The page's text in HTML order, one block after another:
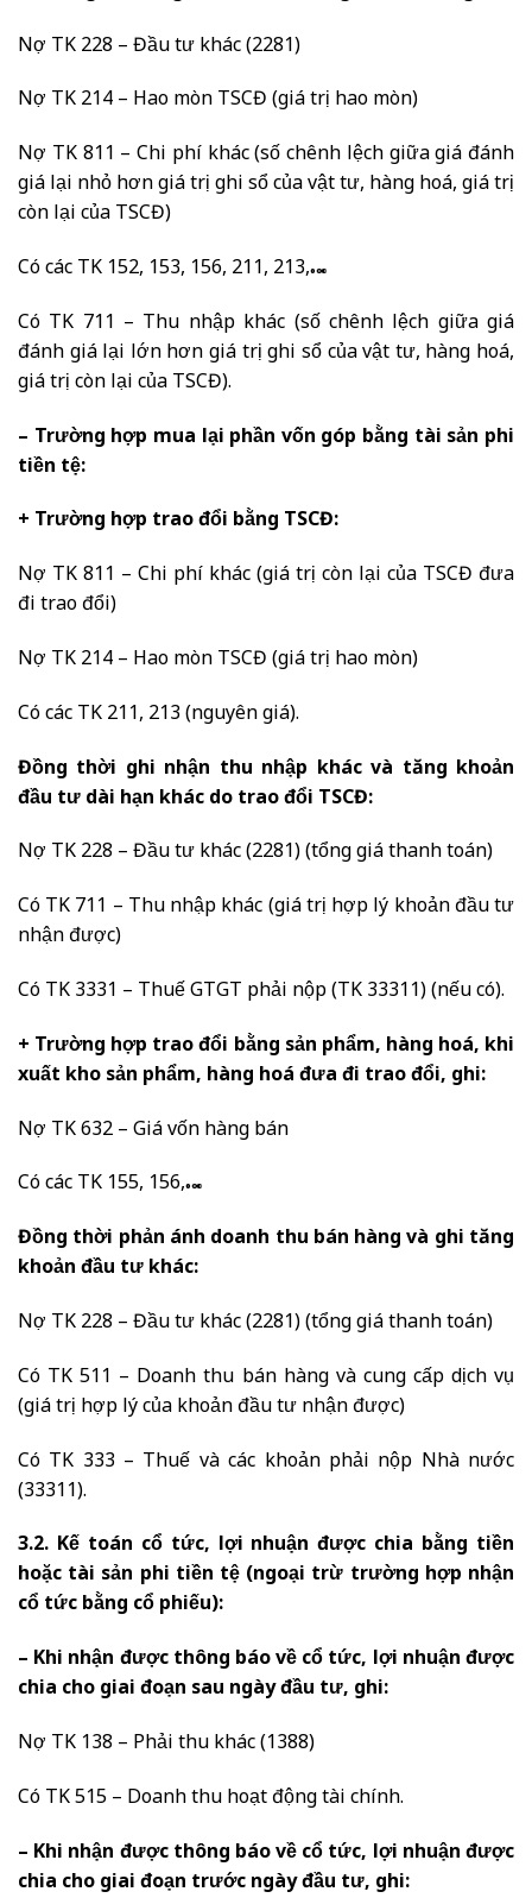
Nợ TK 228 – Đầu tư khác (2281)
Nợ TK 214 – Hao mòn TSCĐ (giá trị hao mòn)
Nợ TK 811 – Chi phí khác (số chênh lệch giữa giá đánh
giá lại nhỏ hơn giá trị ghi sổ của vật tư, hàng hoá, giá trị
còn lại của TSCĐ)
Có các TK 152, 153, 156, 211, 213,…
Có TK 711 – Thu nhập khác (số chênh lệch giữa giá
đánh giá lại lớn hơn giá trị ghi sổ của vật tư, hàng hoá,
giá trị còn lại của TSCĐ).
– Trường hợp mua lại phần vốn góp bằng tài sản phi
tiền tệ:
+ Trường hợp trao đổi bằng TSCĐ:
Nợ TK 811 – Chi phí khác (giá trị còn lại của TSCĐ đưa
đi trao đổi)
Nợ TK 214 – Hao mòn TSCĐ (giá trị hao mòn)
Có các TK 211, 213 (nguyên giá).
Đồng thời ghi nhận thu nhập khác và tăng khoản
đầu tư dài hạn khác do trao đổi TSCĐ:
Nợ TK 228 – Đầu tư khác (2281) (tổng giá thanh toán)
Có TK 711 – Thu nhập khác (giá trị hợp lý khoản đầu tư
nhận được)
Có TK 3331 – Thuế GTGT phải nộp (TK 33311) (nếu có).
+ Trường hợp trao đổi bằng sản phẩm, hàng hoá, khi
xuất kho sản phẩm, hàng hoá đưa đi trao đổi, ghi:
Nợ TK 632 – Giá vốn hàng bán
Có các TK 155, 156,…
Đồng thời phản ánh doanh thu bán hàng và ghi tăng
khoản đầu tư khác:
Nợ TK 228 – Đầu tư khác (2281) (tổng giá thanh toán)
Có TK 511 – Doanh thu bán hàng và cung cấp dịch vụ
(giá trị hợp lý của khoản đầu tư nhận được)
Có TK 333 – Thuế và các khoản phải nộp Nhà nước
(33311).
3.2. Kế toán cổ tức, lợi nhuận được chia bằng tiền
hoặc tài sản phi tiền tệ (ngoại trừ trường hợp nhận
cổ tức bằng cổ phiếu):
– Khi nhận được thông báo về cổ tức, lợi nhuận được
chia cho giai đoạn sau ngày đầu tư, ghi:
Nợ TK 138 – Phải thu khác (1388)
Có TK 515 – Doanh thu hoạt động tài chính.
– Khi nhận được thông báo về cổ tức, lợi nhuận được
chia cho giai đoạn trước ngày đầu tư, ghi: